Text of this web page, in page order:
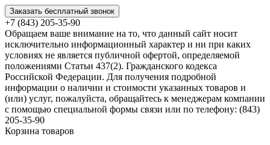
Заказать бесплатный звонок
+7 (843) 205-35-90
Обращаем ваше внимание на то, что данный сайт носит
исключительно информационный характер и ни при каких
условиях не является публичной офертой, определяемой
положениями Статьи 437(2). Гражданского кодекса
Российской Федерации. Для получения подробной
информации о наличии и стоимости указанных товаров и
(или) услуг, пожалуйста, обращайтесь к менеджерам компании
с помощью специальной формы связи или по телефону: (843)
205-35-90
Корзина товаров